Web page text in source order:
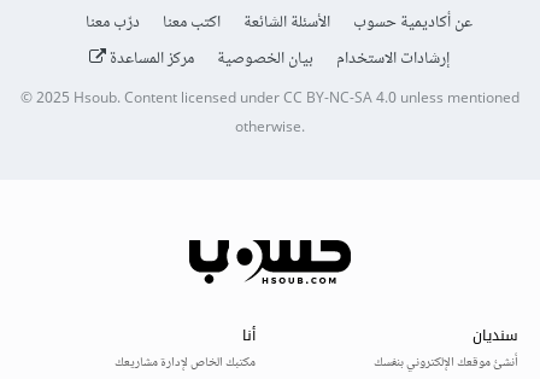
عن أكاديمية حسوب الأسئلة الشائعة اكتب معنا
درّب معنا
إرشادات الاستخدام
بيان الخصوصية مركز المساعدة
© 2025Hsoub.Content licensed underCC BY-NC-SA 4.0unless mentioned
otherwise.